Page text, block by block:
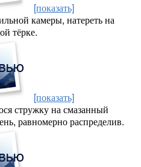
[показать]
камеры, натереть на
тёрке.
[показать]
стружку на смазанный
равномерно распределив.